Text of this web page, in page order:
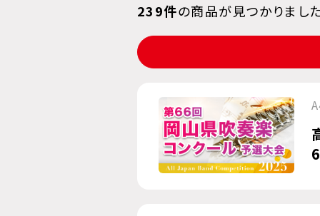
239件の商品が見つかりまし